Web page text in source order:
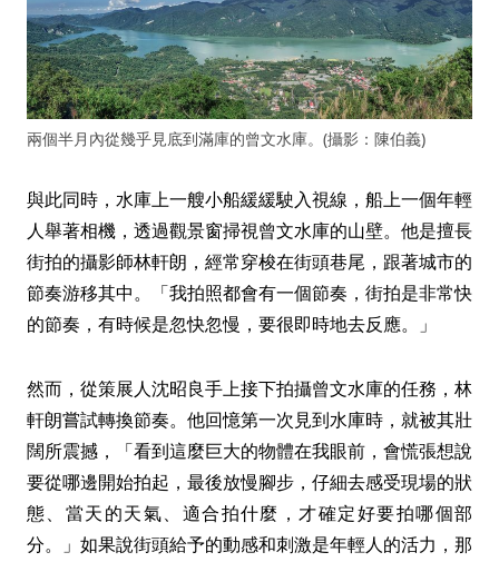
兩個半月內從幾乎見底到滿庫的曾文水庫。(攝影：陳伯義)
與此同時，水庫上一艘小船緩緩駛入視線，船上一個年輕
人舉著相機，透過觀景窗掃視曾文水庫的山壁。他是擅長
街拍的攝影師林軒朗，經常穿梭在街頭巷尾，跟著城市的
節奏游移其中。「我拍照都會有一個節奏，街拍是非常快
的節奏，有時候是忽快忽慢，要很即時地去反應。」
然而，從策展人沈昭良手上接下拍攝曾文水庫的任務，林
軒朗嘗試轉換節奏。他回憶第一次見到水庫時，就被其壯
闊所震撼，「看到這麼巨大的物體在我眼前，會慌張想說
要從哪邊開始拍起，最後放慢腳步，仔細去感受現場的狀
態、當天的天氣、適合拍什麼，才確定好要拍哪個部
分。」如果說街頭給予的動感和刺激是年輕人的活力，那